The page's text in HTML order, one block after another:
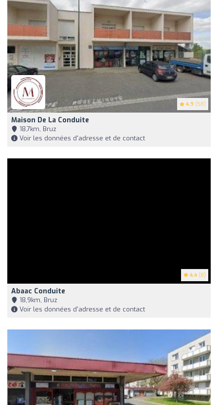
4.9 (58)
Maison De La Conduite
18,7km, Bruz
Voir les données d'adresse et de contact
4.4 (8)
Abaac Conduite
18,9km, Bruz
Voir les données d'adresse et de contact